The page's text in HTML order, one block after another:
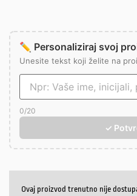
✏️ Personaliziraj svoj
Unesite tekst koji želite na
0/20
✓
Ovaj proizvod trenutno nije